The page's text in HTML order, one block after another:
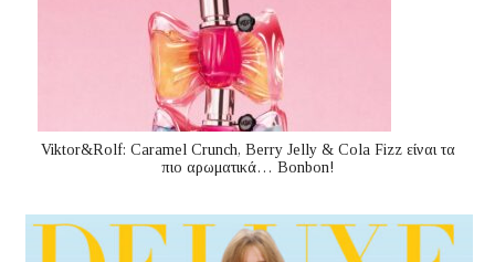
Viktor&Rolf: Caramel Crunch, Berry Jelly & Cola Fizz είναι τα
πιο αρωματικά… Bonbon!